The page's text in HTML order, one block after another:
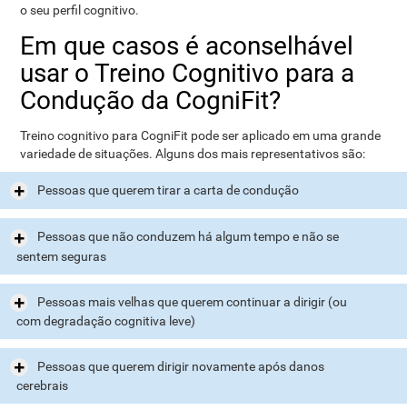
o seu perfil cognitivo.
Em que casos é aconselhável
usar o Treino Cognitivo para a
Condução da CogniFit?
Treino cognitivo para CogniFit pode ser aplicado em uma grande
variedade de situações. Alguns dos mais representativos são:
Pessoas que querem tirar a carta de condução
Pessoas que não conduzem há algum tempo e não se
sentem seguras
Pessoas mais velhas que querem continuar a dirigir (ou
com degradação cognitiva leve)
Pessoas que querem dirigir novamente após danos
cerebrais